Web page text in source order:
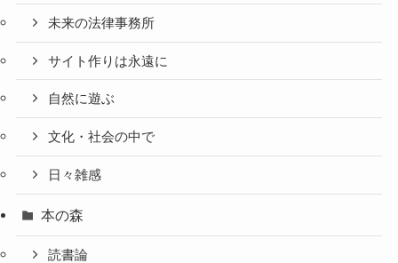
未来の法律事務所
サイト作りは永遠に
自然に遊ぶ
文化・社会の中で
日々雑感
本の森
読書論